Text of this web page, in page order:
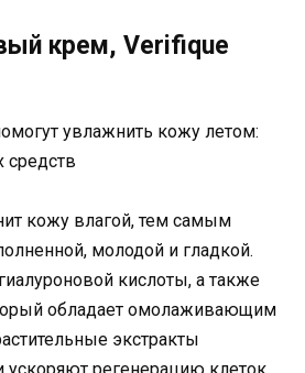
крем, Verifique
кожу влагой, тем самым
молодой и гладкой.
кислоты, а также
обладает омолаживающим
экстракты